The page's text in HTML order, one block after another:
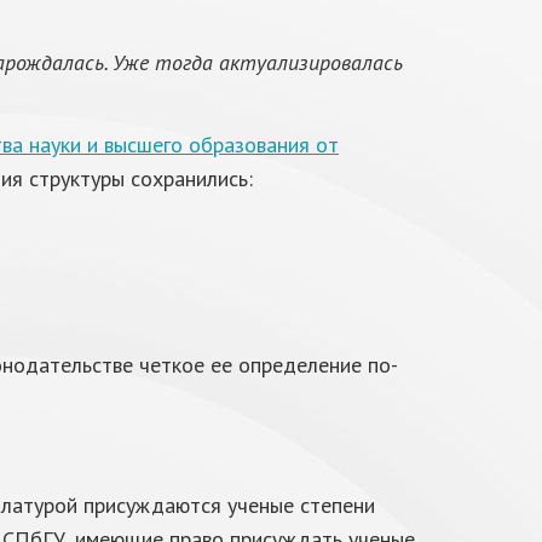
Уже тогда актуализировалась
науки и высшего образования от
структуры сохранились:
четкое ее определение по-
присуждаются ученые степени